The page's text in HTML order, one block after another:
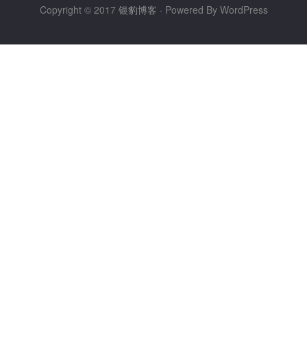
Copyright © 2017 银豹博客 · Powered By WordPress